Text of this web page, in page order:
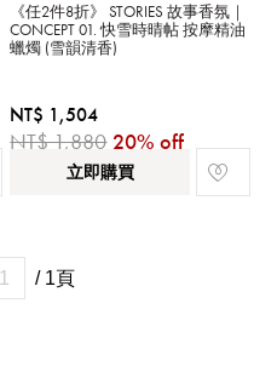
《任2件8折》 STORIES 故事香氛｜
CONCEPT 01. 快雪時晴帖 按摩精油
蠟燭 (雪韻清香)
NT$ 1,504
NT$ 1,880 20% off
立即購買
/ 1頁